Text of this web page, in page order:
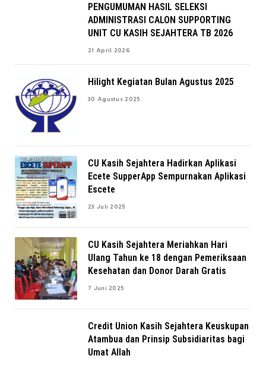
PENGUMUMAN HASIL SELEKSI
ADMINISTRASI CALON SUPPORTING
UNIT CU KASIH SEJAHTERA TB 2026
21 April 2026
Hilight Kegiatan Bulan Agustus 2025
30 Agustus 2025
CU Kasih Sejahtera Hadirkan Aplikasi
Ecete SupperApp Sempurnakan Aplikasi
Escete
23 Juli 2025
CU Kasih Sejahtera Meriahkan Hari
Ulang Tahun ke 18 dengan Pemeriksaan
Kesehatan dan Donor Darah Gratis
7 Juni 2025
Credit Union Kasih Sejahtera Keuskupan
Atambua dan Prinsip Subsidiaritas bagi
Umat Allah